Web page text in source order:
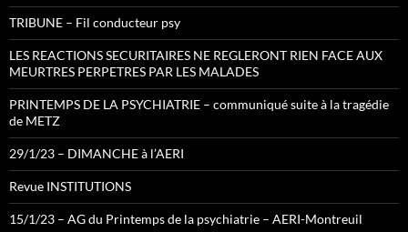
TRIBUNE – Fil conducteur psy
LES REACTIONS SECURITAIRES NE REGLERONT RIEN FACE AUX
MEURTRES PERPETRES PAR LES MALADES
PRINTEMPS DE LA PSYCHIATRIE – communiqué suite à la tragédie
de METZ
29/1/23 – DIMANCHE à l’AERI
Revue INSTITUTIONS
15/1/23 – AG du Printemps de la psychiatrie – AERI-Montreuil